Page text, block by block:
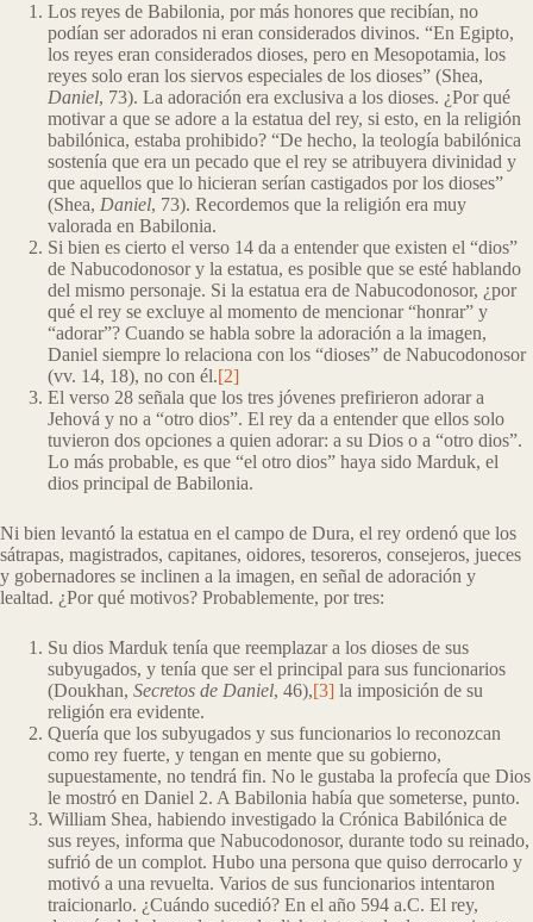
Los reyes de Babilonia, por más honores que recibían, no
podían ser adorados ni eran considerados divinos. “En Egipto,
los reyes eran considerados dioses, pero en Mesopotamia, los
reyes solo eran los siervos especiales de los dioses” (Shea,
Daniel, 73). La adoración era exclusiva a los dioses. ¿Por qué
motivar a que se adore a la estatua del rey, si esto, en la religión
babilónica, estaba prohibido? “De hecho, la teología babilónica
sostenía que era un pecado que el rey se atribuyera divinidad y
que aquellos que lo hicieran serían castigados por los dioses”
(Shea, Daniel, 73). Recordemos que la religión era muy
valorada en Babilonia.
Si bien es cierto el verso 14 da a entender que existen el “dios”
de Nabucodonosor y la estatua, es posible que se esté hablando
del mismo personaje. Si la estatua era de Nabucodonosor, ¿por
qué el rey se excluye al momento de mencionar “honrar” y
“adorar”? Cuando se habla sobre la adoración a la imagen,
Daniel siempre lo relaciona con los “dioses” de Nabucodonosor
(vv. 14, 18), no con él.[2]
El verso 28 señala que los tres jóvenes prefirieron adorar a
Jehová y no a “otro dios”. El rey da a entender que ellos solo
tuvieron dos opciones a quien adorar: a su Dios o a “otro dios”.
Lo más probable, es que “el otro dios” haya sido Marduk, el
dios principal de Babilonia.
Ni bien levantó la estatua en el campo de Dura, el rey ordenó que los
sátrapas, magistrados, capitanes, oidores, tesoreros, consejeros, jueces
y gobernadores se inclinen a la imagen, en señal de adoración y
lealtad. ¿Por qué motivos? Probablemente, por tres:
Su dios Marduk tenía que reemplazar a los dioses de sus
subyugados, y tenía que ser el principal para sus funcionarios
(Doukhan, Secretos de Daniel, 46),[3] la imposición de su
religión era evidente.
Quería que los subyugados y sus funcionarios lo reconozcan
como rey fuerte, y tengan en mente que su gobierno,
supuestamente, no tendrá fin. No le gustaba la profecía que Dios
le mostró en Daniel 2. A Babilonia había que someterse, punto.
William Shea, habiendo investigado la Crónica Babilónica de
sus reyes, informa que Nabucodonosor, durante todo su reinado,
sufrió de un complot. Hubo una persona que quiso derrocarlo y
motivó a una revuelta. Varios de sus funcionarios intentaron
traicionarlo. ¿Cuándo sucedió? En el año 594 a.C. El rey,